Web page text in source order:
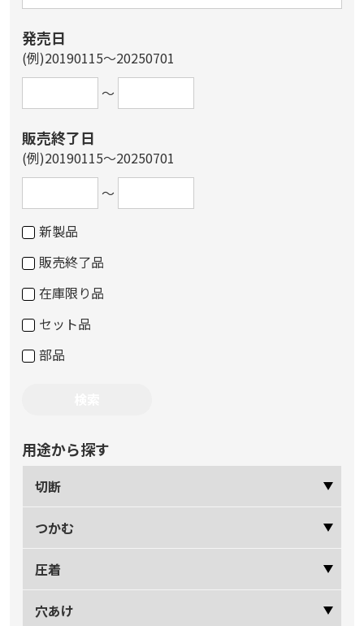
発売日
(例)20190115～20250701
～
販売終了日
(例)20190115～20250701
～
新製品
販売終了品
在庫限り品
セット品
部品
用途から探す
切断
つかむ
圧着
穴あけ